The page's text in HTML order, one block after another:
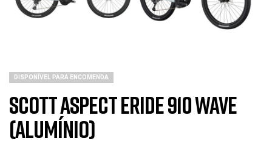
DISPONÍVEL PARA ENCOMENDA
Scott Aspect eRide 910 Wave
(Alumínio)